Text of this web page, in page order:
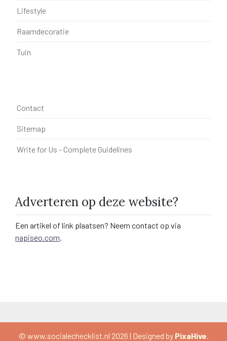
Lifestyle
Raamdecoratie
Tuin
Contact
Sitemap
Write for Us - Complete Guidelines
Adverteren op deze website?
Een artikel of link plaatsen? Neem contact op via
napiseo.com
© www.socialechecklist.nl 2026 | Designed by PixaHive